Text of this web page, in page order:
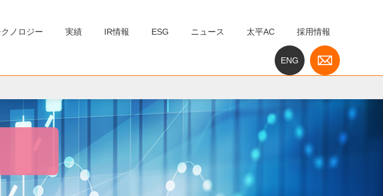
クノロジー 実績 IR情報 ESG ニュース 太平AC 採用情報
ENG